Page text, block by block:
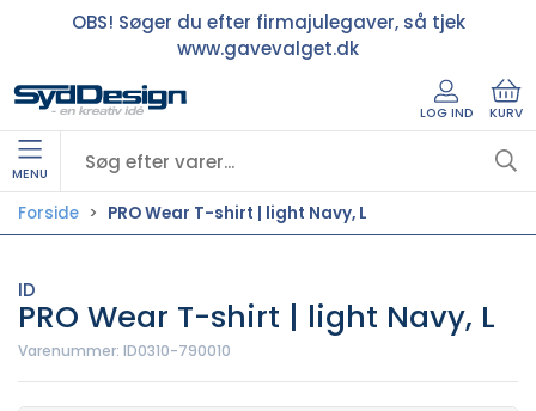
OBS! Søger du efter firmajulegaver, så tjek
www.gavevalget.dk
LOG IND KURV
MENU
Forside PRO Wear T-shirt | light Navy, L
ID
PRO Wear T-shirt | light Navy, L
Varenummer: ID0310-790010